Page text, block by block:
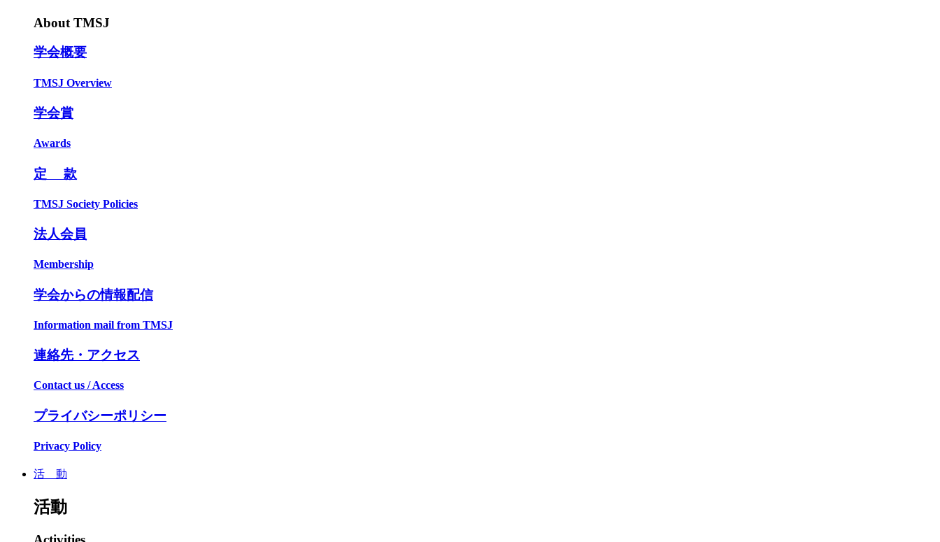
About TMSJ
学会概要
TMSJ Overview
学会賞
Awards
定 款
TMSJ Society Policies
法人会員
Membership
学会からの情報配信
Information mail from TMSJ
連絡先・アクセス
Contact us / Access
プライバシーポリシー
Privacy Policy
活 動
活動